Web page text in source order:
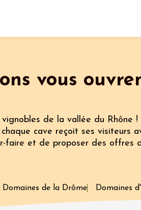
vous
de la vallée du Rhône !
cave reçoit ses visiteurs
faire et de proposer des offres
Domaines de la Drôme Domaines